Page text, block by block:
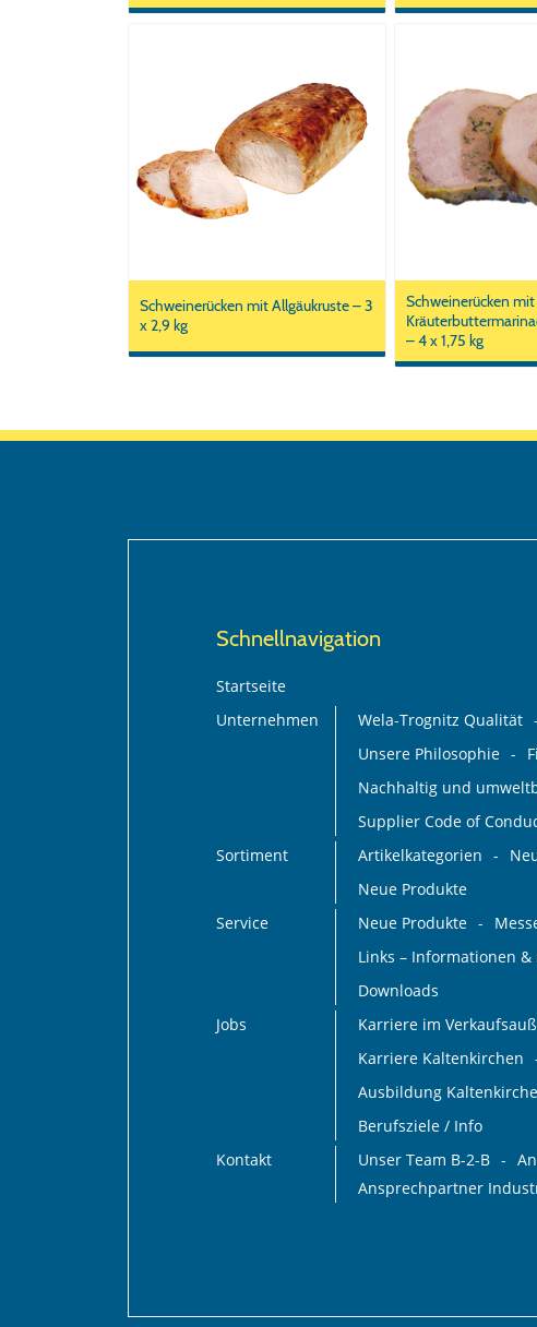
Schweinerücken mit Allgäukruste – 3
x 2,9 kg
Schweinerücken mit
– 4 x 1,75 kg
Schnellnavigation
Startseite
Unternehmen
Wela-Trognitz Qualität
Unsere Philosophie
Nachhaltig und
Supplier Code of
Sortiment
Artikelkategorien
Neue Produkte
Service
Neue Produkte
Links – Informationen &
Downloads
Jobs
Karriere im
Karriere Kaltenkirchen
Ausbildung
Berufsziele / Info
Kontakt
Unser Team B-2-B
Ansprechpartner